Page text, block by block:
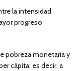
la intensidad
progreso
pobreza monetaria y
cápita; es decir, a